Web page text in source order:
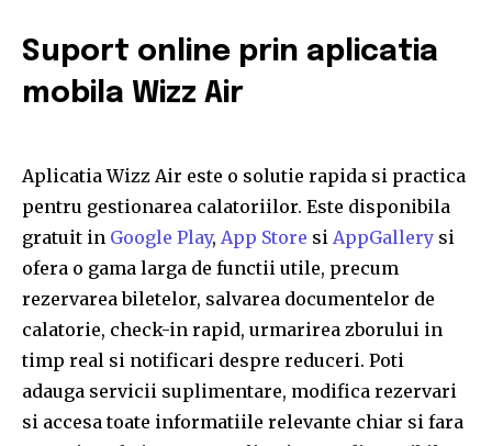
Suport online prin aplicatia
mobila Wizz Air
Aplicatia Wizz Air este o solutie rapida si practica
pentru gestionarea calatoriilor. Este disponibila
gratuit in Google Play, App Store si AppGallery si
ofera o gama larga de functii utile, precum
rezervarea biletelor, salvarea documentelor de
calatorie, check-in rapid, urmarirea zborului in
timp real si notificari despre reduceri. Poti
adauga servicii suplimentare, modifica rezervari
si accesa toate informatiile relevante chiar si fara